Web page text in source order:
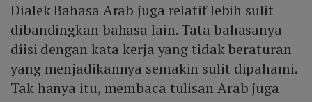
Dialek Bahasa Arab juga relatif lebih sulit
dibandingkan bahasa lain. Tata bahasanya
diisi dengan kata kerja yang tidak beraturan
yang menjadikannya semakin sulit dipahami.
Tak hanya itu, membaca tulisan Arab juga